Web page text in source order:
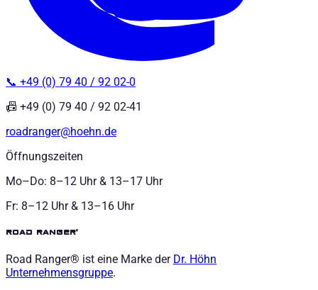
📞 +49 (0) 79 40 / 92 02-0
📠 +49 (0) 79 40 / 92 02-41
roadranger@hoehn.de
Öffnungszeiten
Mo–Do: 8–12 Uhr & 13–17 Uhr
Fr: 8–12 Uhr & 13–16 Uhr
road ranger®
Road Ranger® ist eine Marke der Dr. Höhn
Unternehmensgruppe.